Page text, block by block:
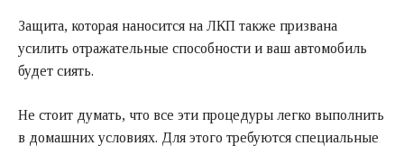
Защита, которая наносится на ЛКП также призвана
усилить отражательные способности и ваш автомобиль
будет сиять.
Не стоит думать, что все эти процедуры легко выполнить
в домашних условиях. Для этого требуются специальные